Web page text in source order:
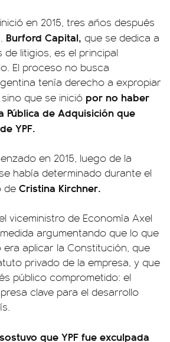
en 2015, tres años después
Burford Capital, que se dedica a
litigios, es el principal
El proceso no busca
tenía derecho a expropiar
que se inició por no haber
Pública de Adquisición que
YPF.
en 2015, luego de la
había determinado durante el
de Cristina Kirchner.
viceministro de Economía Axel
argumentando que lo que
aplicar la Constitución, que
privado de la empresa, y que
público comprometido: el
clave para el desarrollo
que YPF fue exculpada